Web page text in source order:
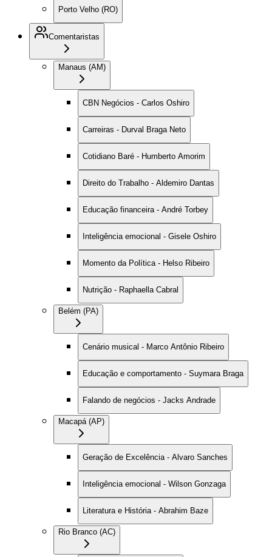
Porto Velho (RO)
Comentaristas
Manaus (AM)
CBN Negócios - Carlos Oshiro
Carreiras - Durval Braga Neto
Cotidiano Baré - Humberto Amorim
Direito do Trabalho - Aldemiro Dantas
Educação financeira - André Torbey
Inteligência emocional - Gisele Oshiro
Momento da Política - Helso Ribeiro
Nutrição - Raphaella Cabral
Belém (PA)
Cenário musical - Marco Antônio Ribeiro
Educação e comportamento - Suymara Braga
Falando de negócios - Jacks Andrade
Macapá (AP)
Geração de Excelência - Alvaro Sanches
Inteligência emocional - Wilson Gonzaga
Literatura e História - Abrahim Baze
Rio Branco (AC)